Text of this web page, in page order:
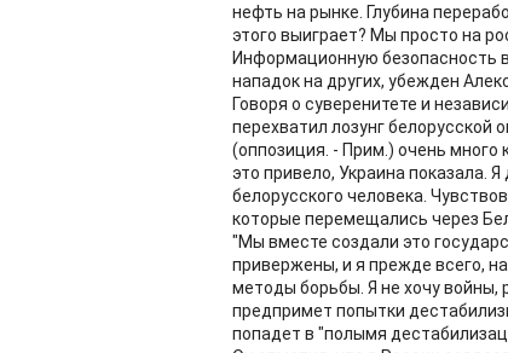
нефть на рынке. Глубина
этого выиграет? Мы просто на
Информационную безопасность
нападок на других, убежден
Говоря о суверенитете и
перехватил лозунг белорусской
(оппозиция. - Прим.) очень
это привело, Украина показала.
белорусского человека.
которые перемещались через
"Мы вместе создали это
привержены, и я прежде всего,
методы борьбы. Я не хочу войны,
предпримет попытки
попадет в "полымя